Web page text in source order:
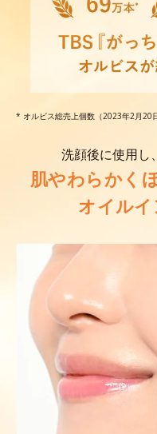
* オルビス総売上個数（2023年2月20
洗顔後に使用し
肌やわらかく
オイルイ